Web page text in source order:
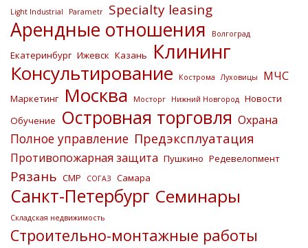
Light Industrial Parametr Specialty leasing
Арендные отношения Волгоград
Екатеринбург Ижевск Казань Клининг
Консультирование Кострома Луховицы МЧС
Маркетинг Москва Мосторг Нижний Новгород Новости
Обучение
Островная торговля Охрана
Полное управление Предэксплуатация
Противопожарная защита Пушкино Редевелопмент
Рязань СМР СОГАЗ Самара
Санкт-Петербург Семинары
Складская недвижимость
Строительно-монтажные работы